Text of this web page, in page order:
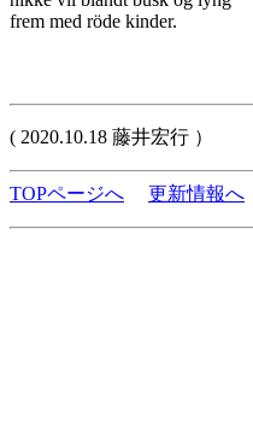
frem med röde kinder.
( 2020.10.18 藤井宏行 ）
TOPページへ 更新情報へ